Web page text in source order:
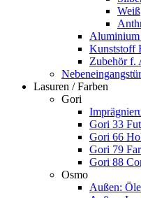
Weiß
Kunststoff
Zubehör f.
Lasuren / Farben
Gori
Gori 33
Gori 66
Gori 79
Gori 88
Osmo
Außen: Öle